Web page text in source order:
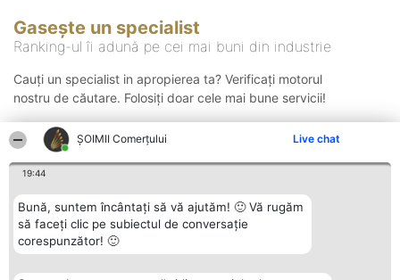
ȘOIMII Comerțului Live chat
19:44
Bună, suntem încântați să vă ajutăm! 🙂 Vă rugăm
să faceți clic pe subiectul de conversație
corespunzător! 🙂
Gasește un specialist
Ranking-ul îi adună pe cei mai buni din industrie
Cauți un specialist in apropierea ta? Verificați motorul
nostru de căutare. Folosiți doar cele mai bune servicii!